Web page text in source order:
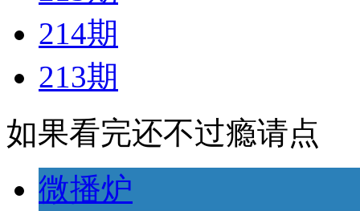
214期
213期
如果看完还不过瘾请点
微播炉